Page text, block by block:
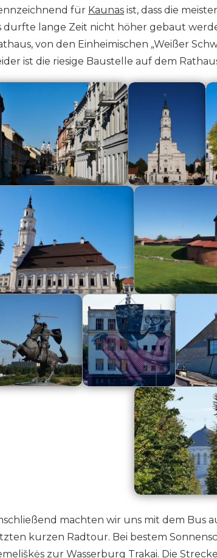
für Kaunas ist, dass die
durfte lange Zeit nicht höher gebaut
von den Einheimischen „Weißer
ist die riesige Baustelle auf dem
machten wir uns mit dem Bus
kurzen Radtour. Bei bestem
zur Wasserburg Trakai. Die